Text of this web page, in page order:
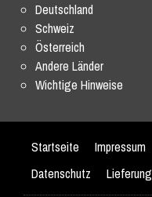
Deutschland
Schweiz
Österreich
Andere Länder
Wichtige Hinweise
Startseite Impressum
Datenschutz
Lieferung